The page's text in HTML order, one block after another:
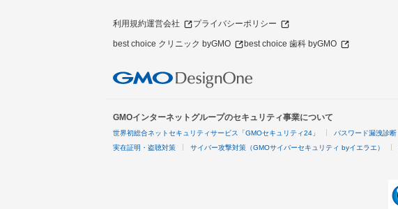
利用規約運営会社 プライバシーポリシー
best choice クリニック byGMO best choice 歯科 byGMO
GMOインターネットグループのセキュリティ事業について
世界初総合ネットセキュリティサービス「GMOセキュリティ24」 パスワード漏洩診断
実在証明・盗聴対策 サイバー攻撃対策（GMOサイバーセキュリティ byイエラエ）